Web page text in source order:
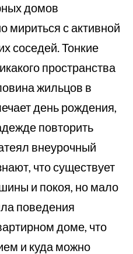
домов
с активной
соседей. Тонкие
пространства
жильцов в
день рождения,
повторить
внеурочный
что существует
и покоя, но мало
поведения
доме, что
и куда можно